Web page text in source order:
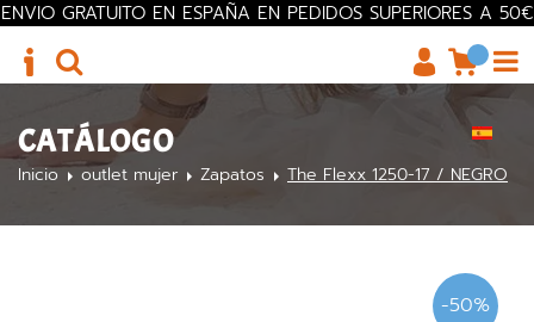
ENVIO GRATUITO EN ESPAÑA EN PEDIDOS SUPERIORES A 50€
CATÁLOGO
Inicio outlet mujer Zapatos The Flexx 1250-17 / NEGRO
-50%